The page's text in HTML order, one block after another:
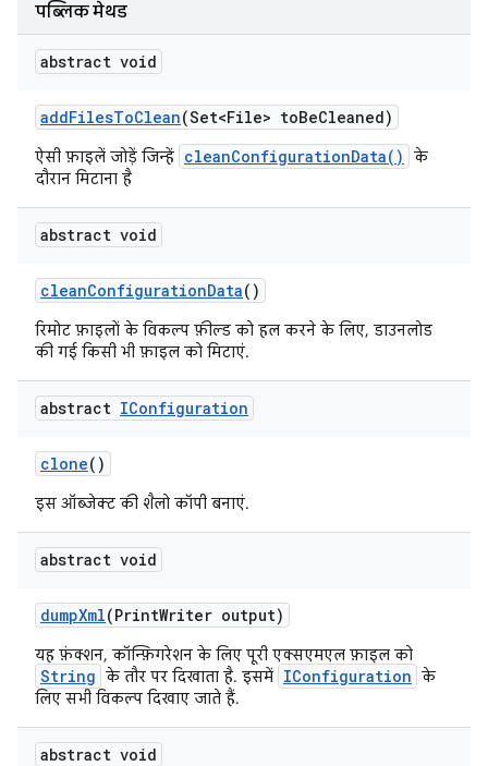
पब्लिक मेथड
abstract void
addFilesToClean(Set<File> toBeCleaned)
ऐसी फ़ाइलें जोड़ें जिन्हें cleanConfigurationData()
के
दौरान मिटाना है
abstract void
cleanConfigurationData()
रिमोट फ़ाइलों के विकल्प फ़ील्ड को हल करने के लिए, डाउनलोड
की गई किसी भी फ़ाइल को मिटाएं.
abstract IConfiguration
clone()
इस ऑब्जेक्ट की शैलो कॉपी बनाएं.
abstract void
dumpXml(PrintWriter output)
यह फ़ंक्शन, कॉन्फ़िगरेशन के लिए पूरी एक्सएमएल फ़ाइल को
String के तौर पर दिखाता है. इसमें IConfiguration के
लिए सभी विकल्प दिखाए जाते हैं.
abstract void